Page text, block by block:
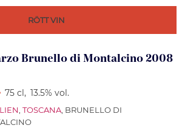
RÖTT VIN
Brunello di Montalcino 2008
75 cl, 13.5% vol.
TOSCANA, BRUNELLO DI